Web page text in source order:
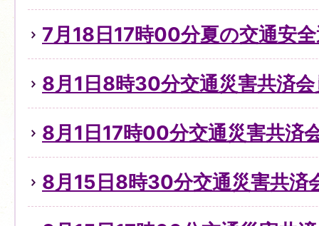
7月18日17時00分夏の交通安
8月1日8時30分交通災害共済
8月1日17時00分交通災害共済
8月15日8時30分交通災害共済